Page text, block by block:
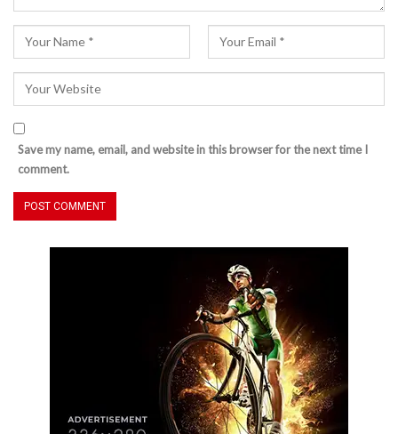
Save my name, email, and website in this browser for the next time I
comment.